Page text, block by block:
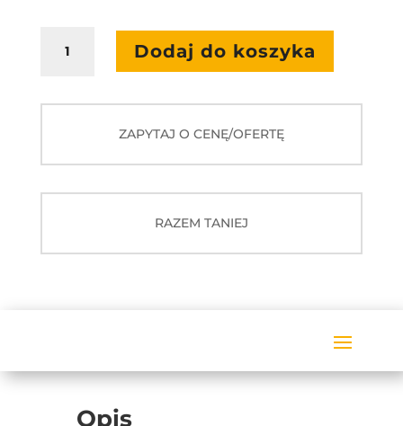
LaboLAB
Kosmos
Dodaj do koszyka
ZAPYTAJ O CENĘ/OFERTĘ
RAZEM TANIEJ
Opis